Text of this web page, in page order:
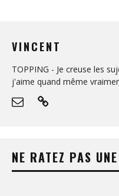
VINCENT
TOPPING - Je creuse les
j'aime quand même
NE RATEZ PAS